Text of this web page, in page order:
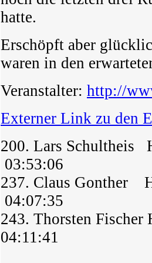
hatte.
Erschöpft aber
waren in den
Veranstalter: http://
Externer Link zu den
200. Lars
03:53:06
237. Claus
04:07:35
243. Thorsten
04:11:41